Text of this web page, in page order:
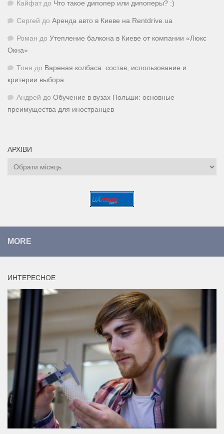
Кайфат до Что такое дипопер или дипоперы? :)
Сергей до Аренда авто в Киеве на Rentdrive.ua
Роман до Утепление балкона в Киеве от компании «Люкс
Окна»
Тоня до Вареная колбаса: состав, использование и
критерии выбора
Андрей до Обучение в вузах Польши: основные
преимущества для иностранцев
АРХІВИ
Архіви
MORE
ИНТЕРЕСНОЕ